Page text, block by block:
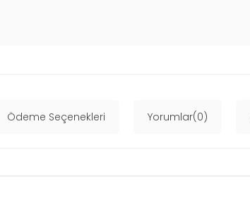
Ödeme Seçenekleri Yorumlar(0)